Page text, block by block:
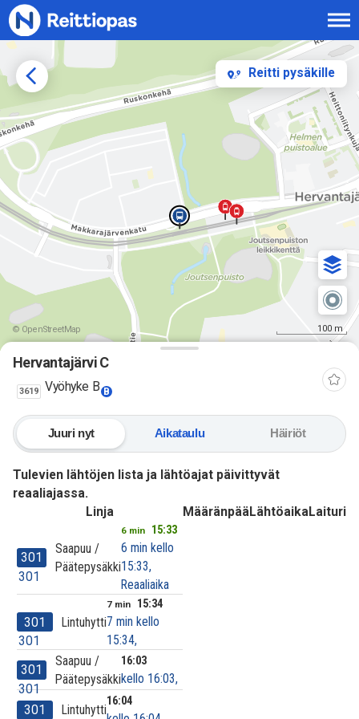
Siirry sisältöön
Reitti pysäkille
© OpenStreetMap 100 m
Hervantajärvi C
3619 Vyöhyke B B
Juuri nyt Aikataulu Häiriöt
Tulevien lähtöjen lista ja lähtöajat päivittyvät
reaaliajassa.
Linja
MääränpääLähtöaikaLaituri
301
301
Saapuu /
Päätepysäkki
6 min 15:33
6 min kello
15:33,
Reaaliaika
301
301
Lintuhytti
7 min 15:34
7 min kello
15:34,
301
301
Saapuu /
Päätepysäkki
16:03
kello 16:03,
301 Lintuhytti
16:04